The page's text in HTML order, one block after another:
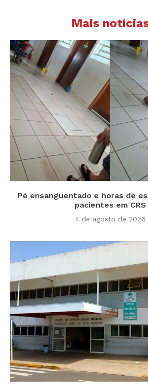
Mais
Pé ensanguentado e horas de
pacientes em CRS
4 de agosto de 2026